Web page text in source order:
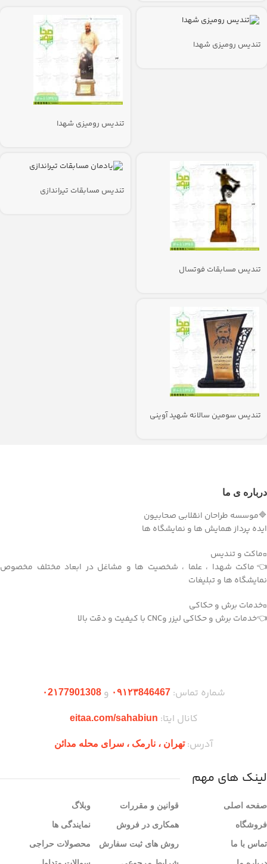
تندیس رومیزی شهدا
تندیس رومیزی شهدا
تندیس مسابقات فوتسال
تندیس مسابقات تیراندازی
تندیس سومین سالانه شهید آوینی
درباره ی ما
🔷موسسه طراحان انقلابی صحابیون
ایده پرداز همایش ها و نمایشگاه ها
▫️ماکت و تندیس
👈ماکت شهدا ، علما ، شخصیت ها و مشاغل در ابعاد مختلف مخصوص
نمایشگاه ها و تبلیغات
▫️خدمات برش و حکاکی
👈خدمات برش و حکاکی لیزر وCNC با کیفیت و دقت بالا
شماره تماس:۰۹۱۲۳846467 و۰2۱77901308
کانال ایتا: eitaa.com/sahabiun
آدرس:تهران ،‌ نارمک ، سرای محله مدائن
لینک های مهم
صفحه اصلی
فروشگاه
تماس با ما
قوانین و مقررات
همکاری در فروش
روش های ثبت سفارش
وبلاگ
نمایندگی ها
محصولات حراجی